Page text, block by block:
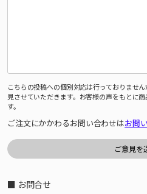
こちらの投稿への個別対応は行っておりませ
見させていただきます。お客様の声をもとに
す。
ご注文にかかわるお問い合わせはお問
■ お問合せ